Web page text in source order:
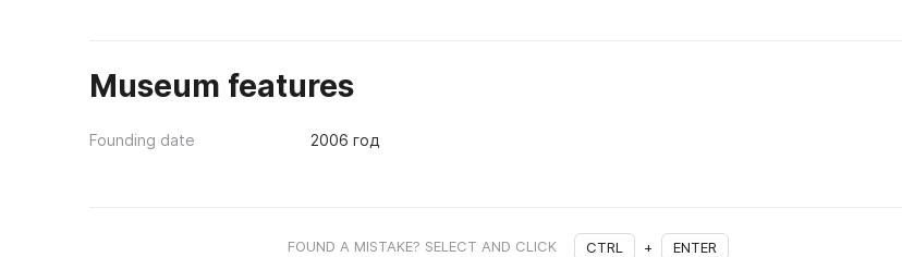
Museum features
Founding date 2006 год
FOUND A MISTAKE? SELECT AND CLICK CTRL + ENTER